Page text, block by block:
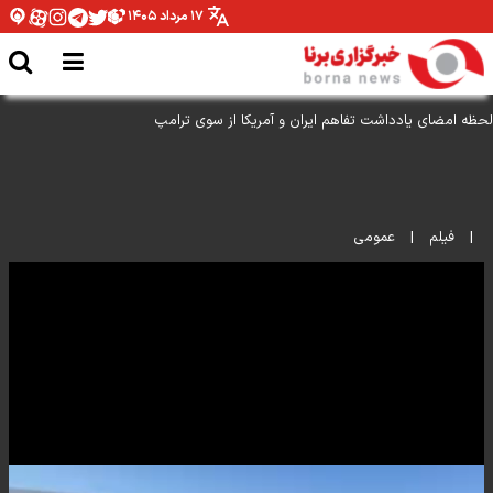
۱۷ مرداد ۱۴۰۵
لحظه امضای یادداشت تفاهم ایران و آمریکا از سوی ترامپ
| فیلم | عمومی